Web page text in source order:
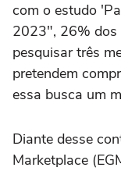
com o estudo
2023", 26% dos
pesquisar três
pretendem
essa busca um
Diante desse
Marketplace